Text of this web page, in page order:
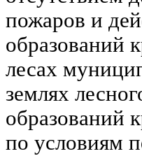
пожаров и
образований
лесах
землях
образований
по условиям